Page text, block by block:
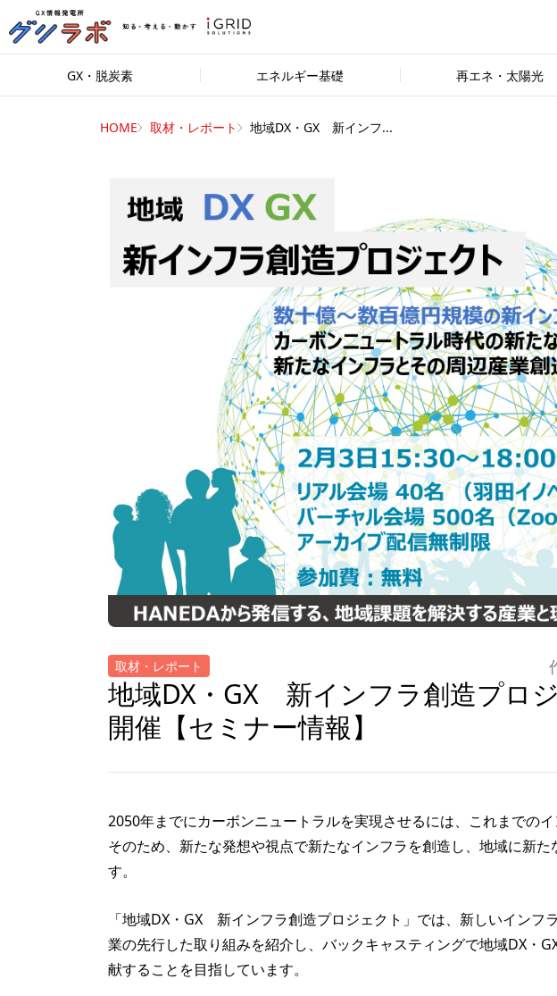
GX・脱炭素 エネルギー基礎 再エネ・太陽光
HOME 取材・レポート 地域DX・GX 新インフ...
取材・レポート
地域DX・GX 新インフラ創造プロ
開催【セミナー情報】
2050年までにカーボンニュートラルを実現させるには、これまでのイ
そのため、新たな発想や視点で新たなインフラを創造し、地域に新
す。
「地域DX・GX 新インフラ創造プロジェクト」では、新しいインフ
業の先行した取り組みを紹介し、バックキャスティングで地域DX・
献することを目指しています。